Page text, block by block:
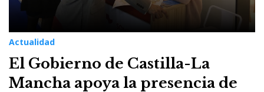
Actualidad
El Gobierno de Castilla-La
Mancha apoya la presencia de